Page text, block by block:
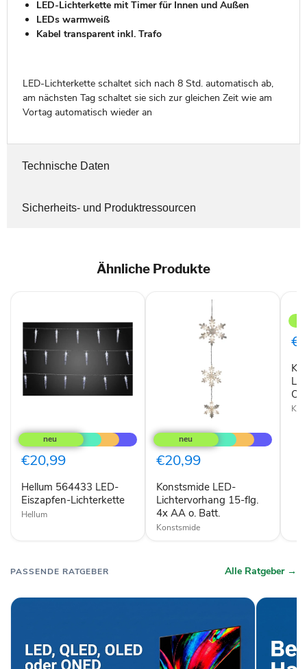
LED-Lichterkette mit Timer für Innen und Außen
LEDs warmweiß
Kabel transparent inkl. Trafo
LED-Lichterkette schaltet sich nach 8 Std. automatisch ab,
am nächsten Tag schaltet sie sich zur gleichen Zeit wie am
Vortag automatisch wieder an
Technische Daten
Sicherheits- und Produktressourcen
Ähnliche Produkte
564433
LED-
Eiszapfen-
Lichterkette
€20,99
Hellum 564433 LED-
Eiszapfen-Lichterkette
Hellum
LED-
Lichtervorhang
15-
flg.
AA
o.
Batt.
€20,99
Konstsmide LED-
Lichtervorhang 15-flg.
4x AA o. Batt.
Konstsmide
123
35
PASSENDE RATGEBER Alle Ratgeber →